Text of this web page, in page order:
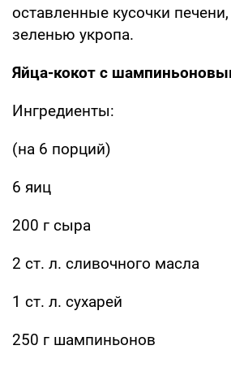
оставленные кусочки печени,
зеленью укропа.
Яйца-кокот с
Ингредиенты:
(на 6 порций)
6 яиц
200 г сыра
2 ст. л. сливочного масла
1 ст. л. сухарей
250 г шампиньонов